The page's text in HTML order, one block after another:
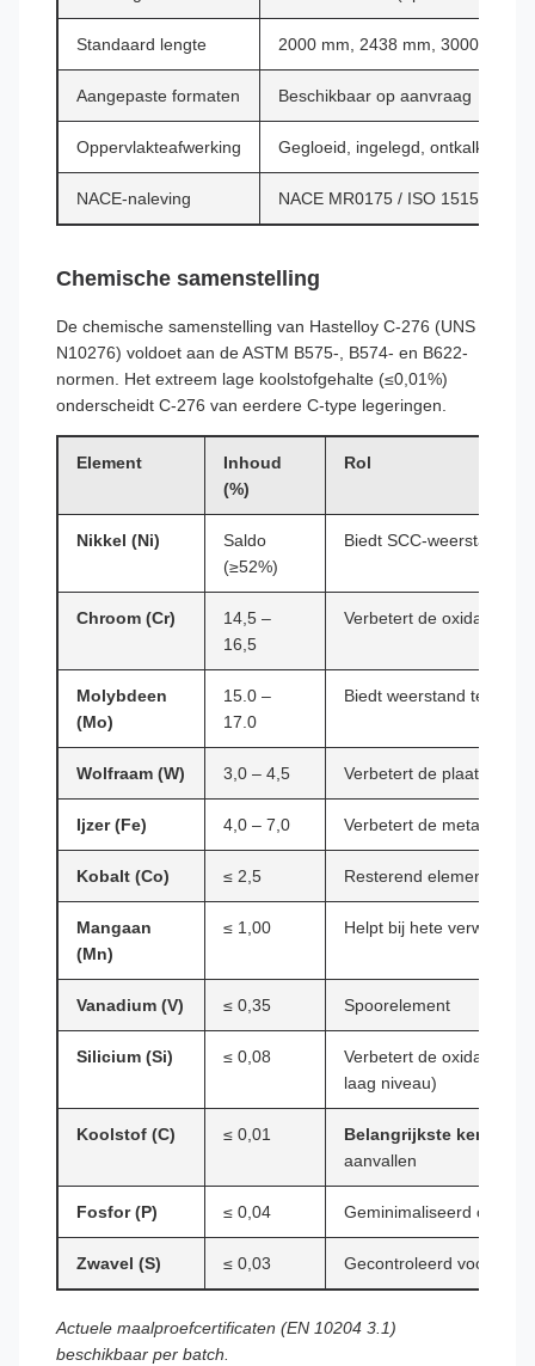
Standaard lengte 2000 mm, 2438 mm, 3000 mm,
Aangepaste formaten Beschikbaar op aanvraag
Oppervlakteafwerking Gegloeid, ingelegd, ontkalkt
NACE-naleving NACE MR0175 / ISO 15156-3
Chemische samenstelling
De chemische samenstelling van Hastelloy C-276 (UNS
N10276) voldoet aan de ASTM B575-, B574- en B622-
normen. Het extreem lage koolstofgehalte (≤0,01%)
onderscheidt C-276 van eerdere C-type legeringen.
Element
Inhoud
(%)
Rol
Nikkel (Ni)
Saldo
(≥52%)
Biedt SCC-weerstand
Chroom (Cr)
14,5 –
16,5
Verbetert de oxidatie-
Molybdeen
(Mo)
15.0 –
17.0
Biedt weerstand tegen
Wolfraam (W) 3,0 – 4,5 Verbetert de plaatselijke
Ijzer (Fe) 4,0 – 7,0 Verbetert de
Kobalt (Co) ≤ 2,5 Resterend element
Mangaan
(Mn)
≤ 1,00 Helpt bij hete
Vanadium (V) ≤ 0,35 Spoorelement
Silicium (Si) ≤ 0,08
Verbetert de
laag niveau)
Koolstof (C) ≤ 0,01 Belangrijkste kenmerk
aanvallen
Fosfor (P) ≤ 0,04 Geminimaliseerd om de
Zwavel (S) ≤ 0,03 Gecontroleerd voor
Actuele maalproefcertificaten (EN 10204 3.1)
beschikbaar per batch.